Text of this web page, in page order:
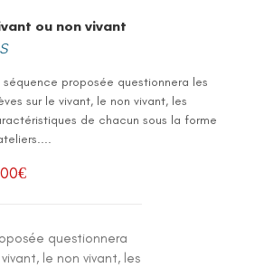
ou non vivant
séquence proposée questionnera les
sur le vivant, le non vivant, les
de chacun sous la forme
€
questionnera
le non vivant, les